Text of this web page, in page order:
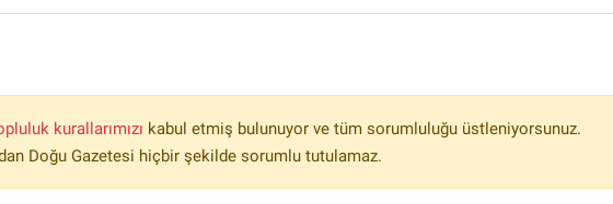
kurallarımızı kabul etmiş bulunuyor ve tüm sorumluluğu üstleniyorsunuz.
Doğu Gazetesi hiçbir şekilde sorumlu tutulamaz.